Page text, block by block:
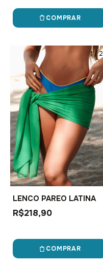
COMPRAR
1/2
LENCO PAREO LATINA
R$218,90
COMPRAR